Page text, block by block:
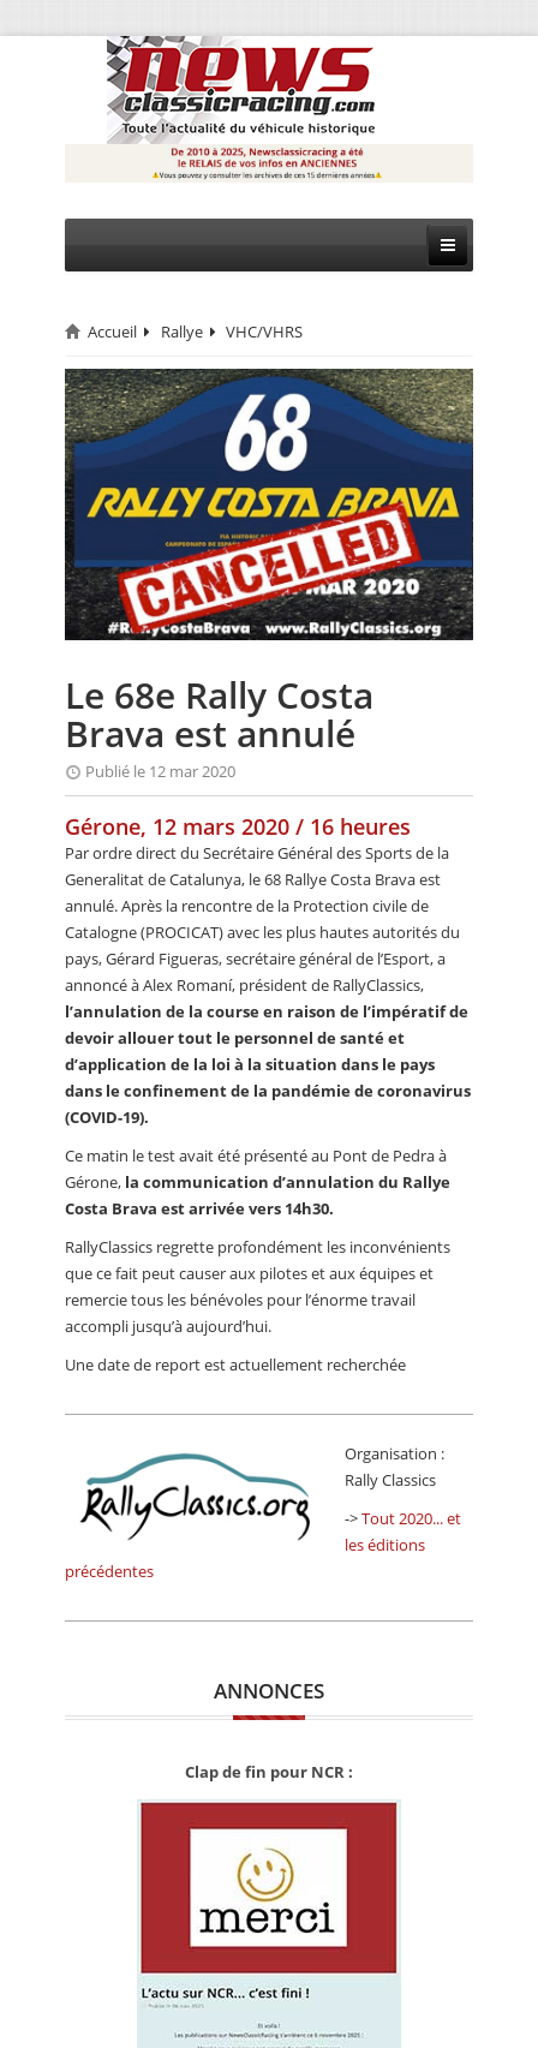
CIRCUIT
RALLYE
MONTAGNE
EVÈNEMENTS
CALENDRIER
FOCUS
ANNUAIRES
PETITES ANNONCES
Accueil Rallye VHC/VHRS
Le 68e Rally Costa
Brava est annulé
Publié le 12 mar 2020
Gérone, 12 mars 2020 / 16 heures
Par ordre direct du Secrétaire Général des Sports de la
Generalitat de Catalunya, le 68 Rallye Costa Brava est
annulé. Après la rencontre de la Protection civile de
Catalogne (PROCICAT) avec les plus hautes autorités du
pays, Gérard Figueras, secrétaire général de l’Esport, a
annoncé à Alex Romaní, président de RallyClassics,
l’annulation de la course en raison de l’impératif de
devoir allouer tout le personnel de santé et
d’application de la loi à la situation dans le pays
dans le confinement de la pandémie de coronavirus
(COVID-19).
Ce matin le test avait été présenté au Pont de Pedra à
Gérone, la communication d’annulation du Rallye
Costa Brava est arrivée vers 14h30.
RallyClassics regrette profondément les inconvénients
que ce fait peut causer aux pilotes et aux équipes et
remercie tous les bénévoles pour l’énorme travail
accompli jusqu’à aujourd’hui.
Une date de report est actuellement recherchée
Organisation :
Rally Classics
->Tout 2020... et
les éditions
précédentes
ANNONCES
Clap de fin pour NCR :